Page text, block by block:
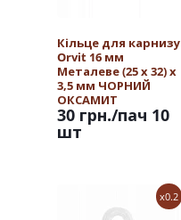
Кільце для карнизу
Orvit 16 мм
Металеве (25 х 32) х
3,5 мм ЧОРНИЙ
ОКСАМИТ
30 грн./пач 10
шт
x0.2